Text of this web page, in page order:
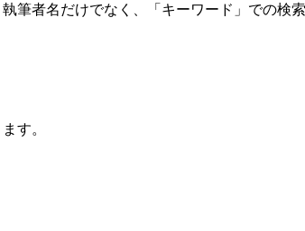
者名だけでなく、「キーワード」での検
す。